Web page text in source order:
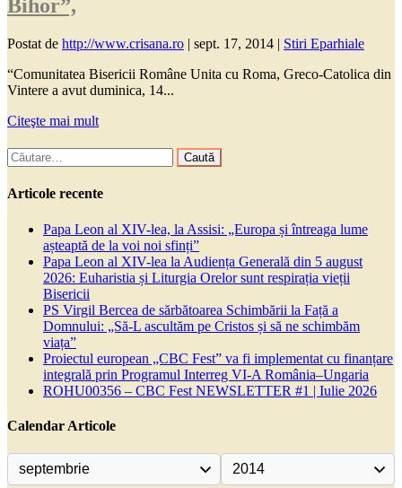
Bihor”,
Postat de http://www.crisana.ro | sept. 17, 2014 | Stiri Eparhiale
“Comunitatea Bisericii Române Unita cu Roma, Greco-Catolica din
Vintere a avut duminica, 14...
Citeşte mai mult
Caută
după:
Articole recente
Papa Leon al XIV-lea, la Assisi: „Europa și întreaga lume
așteaptă de la voi noi sfinți”
Papa Leon al XIV-lea la Audiența Generală din 5 august
2026: Euharistia și Liturgia Orelor sunt respirația vieții
Bisericii
PS Virgil Bercea de sărbătoarea Schimbării la Față a
Domnului: „Să-L ascultăm pe Cristos și să ne schimbăm
viața”
Proiectul european „CBC Fest” va fi implementat cu finanțare
integrală prin Programul Interreg VI-A România–Ungaria
ROHU00356 – CBC Fest NEWSLETTER #1 | Iulie 2026
Calendar Articole